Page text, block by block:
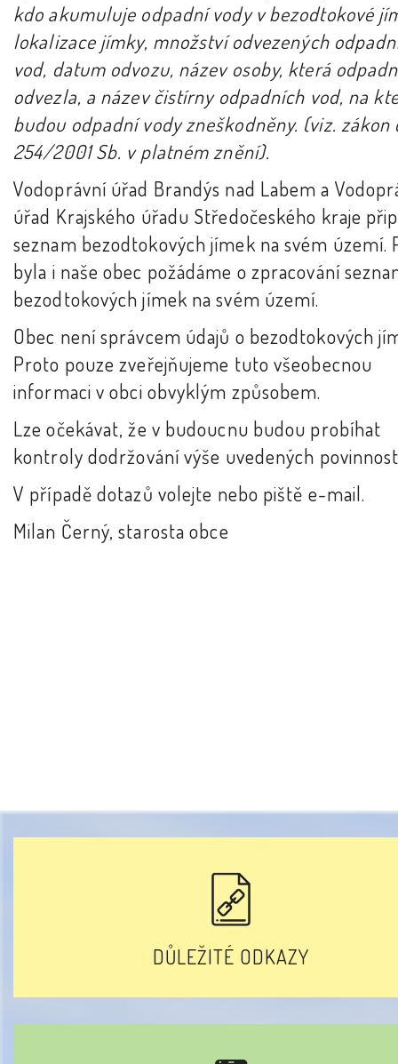
kdo akumuluje odpadní vody v bezodtokové
lokalizace jímky, množství odvezených
vod, datum odvozu, název osoby, která
odvezla, a název čistírny odpadních vod, na
budou odpadní vody zneškodněny. (viz. zákon
254/2001 Sb. v platném znění).
Vodoprávní úřad Brandýs nad Labem a
úřad Krajského úřadu Středočeského kraje
seznam bezodtokových jímek na svém území.
byla i naše obec požádáme o zpracování
bezodtokových jímek na svém území.
Obec není správcem údajů o bezodtokových
Proto pouze zveřejňujeme tuto všeobecnou
informaci v obci obvyklým způsobem.
Lze očekávat, že v budoucnu budou probíhat
kontroly dodržování výše uvedených
V případě dotazů volejte nebo piště e-mail.
Milan Černý, starosta obce
DŮLEŽITÉ ODKAZY